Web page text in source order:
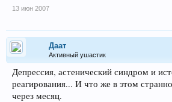
13 июн 2007
Даат
Активный ушастик
Депрессия, астенический синдром и
реагирования... И что же в этом
через месяц.